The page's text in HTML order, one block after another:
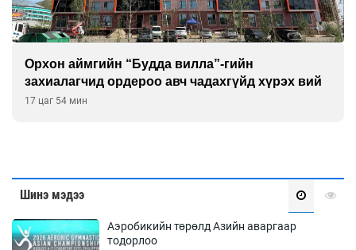
Монголчуудын сэтгэлийн боловсрол “ширгэж”
байна
19 цаг 24 мин
Шинэ мэдээ
Аэробикийн төрөлд Азийн аваргаар
тодорлоо